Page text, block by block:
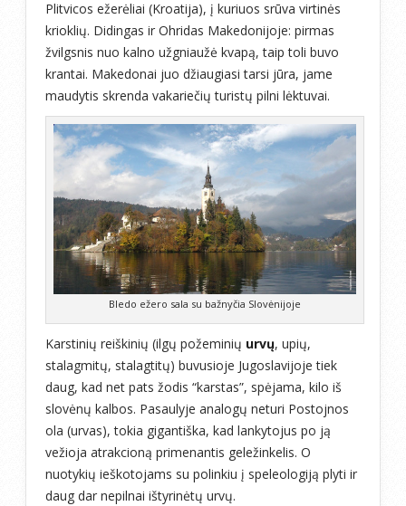
Plitvicos ežerėliai (Kroatija), į kuriuos srūva virtinės
krioklių. Didingas ir Ohridas Makedonijoje: pirmas
žvilgsnis nuo kalno užgniaužė kvapą, taip toli buvo
krantai. Makedonai juo džiaugiasi tarsi jūra, jame
maudytis skrenda vakariečių turistų pilni lėktuvai.
Bledo ežero sala su bažnyčia Slovėnijoje
Karstinių reiškinių (ilgų požeminių urvų, upių,
stalagmitų, stalagtitų) buvusioje Jugoslavijoje tiek
daug, kad net pats žodis “karstas”, spėjama, kilo iš
slovėnų kalbos. Pasaulyje analogų neturi Postojnos
ola (urvas), tokia gigantiška, kad lankytojus po ją
vežioja atrakcioną primenantis geležinkelis. O
nuotykių ieškotojams su polinkiu į speleologiją plyti ir
daug dar nepilnai ištyrinėtų urvų.